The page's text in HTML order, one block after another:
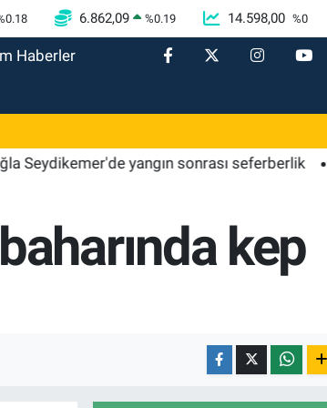
0.18 6.862,09 %0.19 14.598,00 %0
Haberler
yangın sonrası seferberlik 14:12
kep